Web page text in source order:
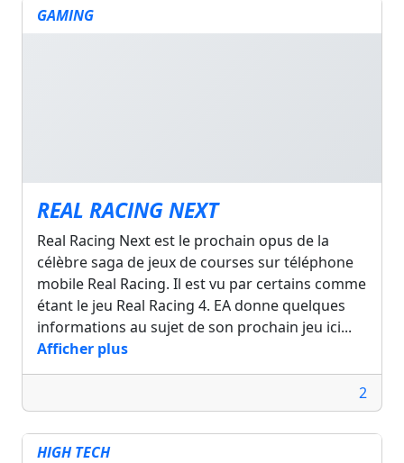
GAMING
REAL RACING NEXT
Real Racing Next est le prochain opus de la
célèbre saga de jeux de courses sur téléphone
mobile Real Racing. Il est vu par certains comme
étant le jeu Real Racing 4. EA donne quelques
informations au sujet de son prochain jeu ici...
Afficher plus
2
HIGH TECH